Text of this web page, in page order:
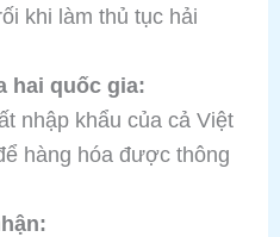
khi làm thủ tục hải
hai quốc gia:
nhập khẩu của cả Việt
hàng hóa được thông